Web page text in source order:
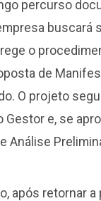
percurso
buscará
o
de
O projeto
Gestor e, se
Análise
após retornar a